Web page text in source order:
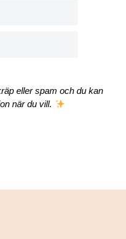
eller spam och du kan
när du vill.